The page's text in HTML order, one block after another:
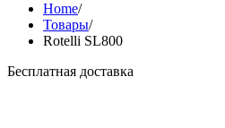
Home/
Товары/
Rotelli SL800
Бесплатная доставка